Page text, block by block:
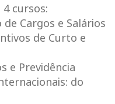
cursos:
Cargos e Salários
de Curto e
e Previdência
do